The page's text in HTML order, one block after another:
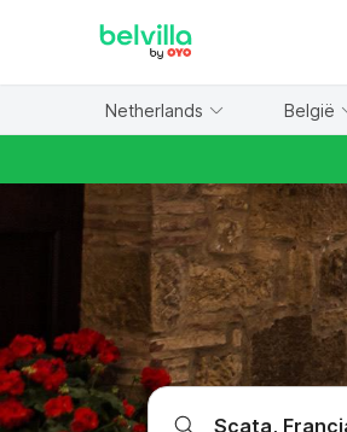
Netherlands België